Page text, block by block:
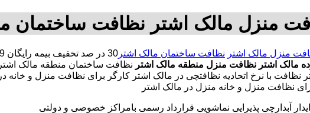
منزل مالک اشتر نظافت ساختمان
منزل مالک اشتر نظافت ساختمان مالک اشتر
مالک اشتر نظافت منزل منطقه مالک اشتر نظافت ساختمان منطقه مالک
با نرخ اتحادیه نظافتچی در مالک اشتر کارگر برای نظافت منزل و
نظافت منزل و خانه منزل در مالک اشتر
آبدارچی پذیرایی نماشویی قرارداد رسمی بامراکز خصوصی و دولتی